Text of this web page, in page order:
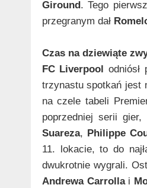
Giround. Tego
przegranym dał
Czas na dziewiąte
FC Liverpool
trzynastu spotkań jest
na czele tabeli
poprzedniej serii
Suareza, Philippe
11. lokacie, to do
dwukrotnie wygrali.
Andrewa Carrollai